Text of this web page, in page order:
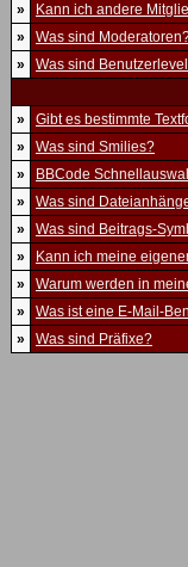
»
Kann ich andere
»
Was sind
»
Was sind
»
Gibt es bestimmte
»
Was sind Smilies?
»
BBCode
»
Was sind
»
Was sind Beitrags-
»
Kann ich meine
»
Warum werden in
»
Was ist eine E-Mail-
»
Was sind Präfixe?